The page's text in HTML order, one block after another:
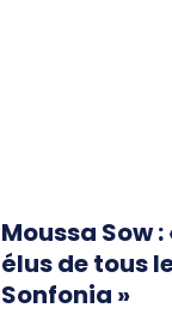
Moussa Sow
élus de tous
Sonfonia »